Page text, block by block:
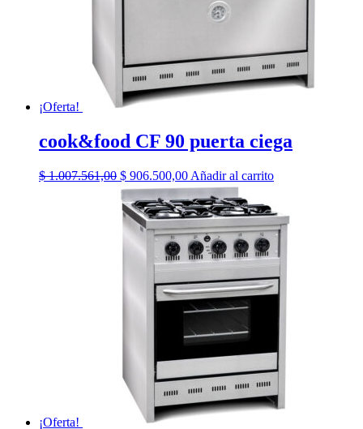
¡Oferta!
cook&food CF 90 puerta ciega
$1.007.561,00 El
precio
original
era:
$ 1.007.561,00.
$ 906.500,00El
precio
actual
es:
$ 906.500,00.
Añadir al carrito
¡Oferta!